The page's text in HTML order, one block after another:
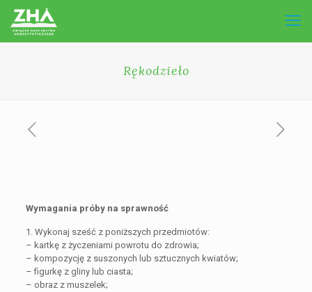
Rękodzieło
Wymagania próby na sprawność
1. Wykonaj sześć z poniższych przedmiotów:
– kartkę z życzeniami powrotu do zdrowia;
– kompozycję z suszonych lub sztucznych kwiatów;
– figurkę z gliny lub ciasta;
– obraz z muszelek;